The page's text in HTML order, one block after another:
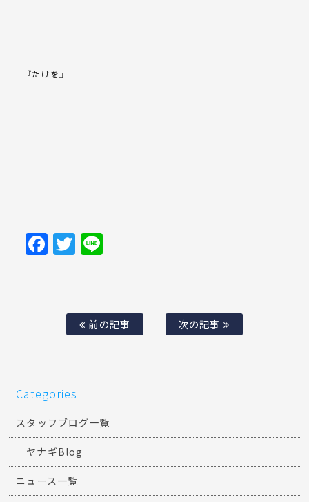
『たけを』
Facebook
Twitter
前の記事 次の記事
Categories
スタッフブログ一覧
ヤナギBlog
ニュース一覧